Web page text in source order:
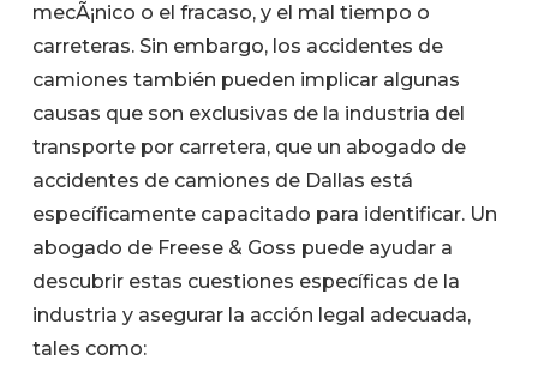
mecÃ¡nico o el fracaso, y el mal tiempo o
carreteras. Sin embargo, los accidentes de
camiones también pueden implicar algunas
causas que son exclusivas de la industria del
transporte por carretera, que un abogado de
accidentes de camiones de Dallas está
específicamente capacitado para identificar. Un
abogado de Freese & Goss puede ayudar a
descubrir estas cuestiones específicas de la
industria y asegurar la acción legal adecuada,
tales como: